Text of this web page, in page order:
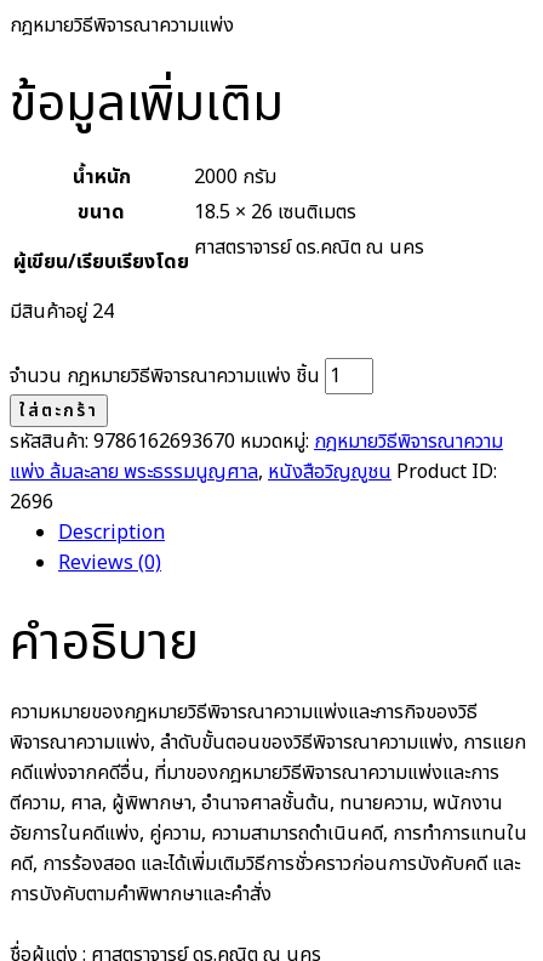
กฎหมายวิธีพิจารณาความแพ่ง
ข้อมูลเพิ่มเติม
น้ำหนัก
2000 กรัม
ขนาด
18.5 × 26 เซนติเมตร
ผู้เขียน/เรียบเรียงโดย ศาสตราจารย์ ดร.คณิต ณ นคร
มีสินค้าอยู่ 24
จำนวน กฎหมายวิธีพิจารณาความแพ่ง ชิ้น
ใส่ตะกร้า
รหัสสินค้า: 9786162693670 หมวดหมู่: กฎหมายวิธีพิจารณาความ
แพ่ง ล้มละลาย พระธรรมนูญศาล, หนังสือวิญญูชน Product ID:
2696
Description
Reviews (0)
คำอธิบาย
ความหมายของกฎหมายวิธีพิจารณาความแพ่งและภารกิจของวิธี
พิจารณาความแพ่ง, ลำดับขั้นตอนของวิธีพิจารณาความแพ่ง, การแยก
คดีแพ่งจากคดีอื่น, ที่มาของกฎหมายวิธีพิจารณาความแพ่งและการ
ตีความ, ศาล, ผู้พิพากษา, อำนาจศาลชั้นต้น, ทนายความ, พนักงาน
อัยการในคดีแพ่ง, คู่ความ, ความสามารถดำเนินคดี, การทำการแทนใน
คดี, การร้องสอด และได้เพิ่มเติมวิธีการชั่วคราวก่อนการบังคับคดี และ
การบังคับตามคำพิพากษาและคำสั่ง
ชื่อผู้แต่ง : ศาสตราจารย์ ดร.คณิต ณ นคร